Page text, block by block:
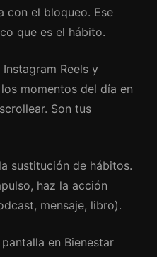
con el bloqueo. Ese
que es el hábito.
Reels y
momentos del día en
Son tus
sustitución de hábitos.
haz la acción
mensaje, libro).
en Bienestar